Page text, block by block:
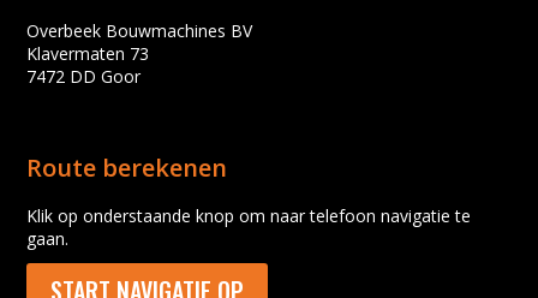
Overbeek Bouwmachines BV
Klavermaten 73
7472 DD Goor
Route berekenen
Klik op onderstaande knop om naar telefoon navigatie te
gaan.
START NAVIGATIE OP